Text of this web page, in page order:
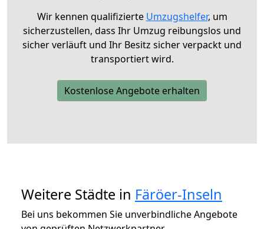
Wir kennen qualifizierte Umzugshelfer, um
sicherzustellen, dass Ihr Umzug reibungslos und
sicher verläuft und Ihr Besitz sicher verpackt und
transportiert wird.
Kostenlose Angebote erhalten
Weitere Städte in Färöer-Inseln
Bei uns bekommen Sie unverbindliche Angebote